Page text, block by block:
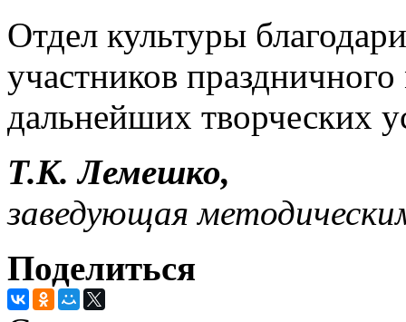
Отдел культуры
участников
дальнейших творческих
Т.К. Лемешко,
заведующая
Поделиться